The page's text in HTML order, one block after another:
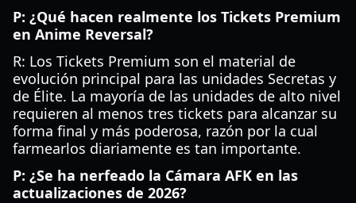
P: ¿Qué hacen realmente los Tickets Premium
en Anime Reversal?
R: Los Tickets Premium son el material de
evolución principal para las unidades Secretas y
de Élite. La mayoría de las unidades de alto nivel
requieren al menos tres tickets para alcanzar su
forma final y más poderosa, razón por la cual
farmearlos diariamente es tan importante.
P: ¿Se ha nerfeado la Cámara AFK en las
actualizaciones de 2026?